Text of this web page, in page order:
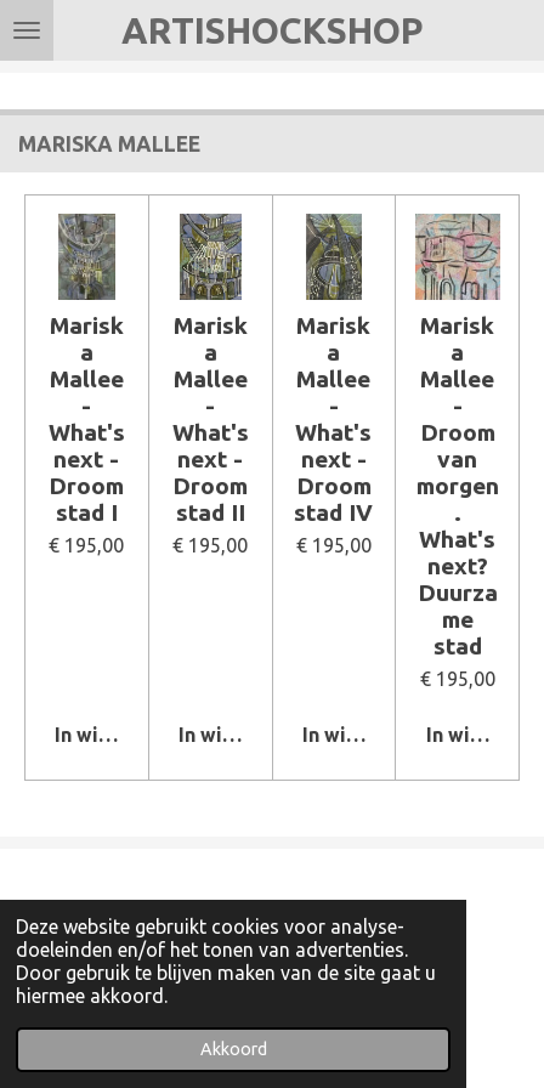
Deze website gebruikt cookies voor analyse-
doeleinden en/of het tonen van advertenties.
Door gebruik te blijven maken van de site gaat u
hiermee akkoord.
Akkoord
Ga
direct
hoofdinhoud
ARTISHOCKSHOP
MARISKA MALLEE
Marisk
a
Mallee
-
What's
next -
Droom
stad I
€ 195,00
In winkelwagen
Marisk
a
Mallee
-
What's
next -
Droom
stad II
€ 195,00
In winkelwagen
Marisk
a
Mallee
-
What's
next -
Droom
stad IV
€ 195,00
In winkelwagen
Marisk
a
Mallee
-
Droom
van
morgen
.
What's
next?
Duurza
me
stad
€ 195,00
In